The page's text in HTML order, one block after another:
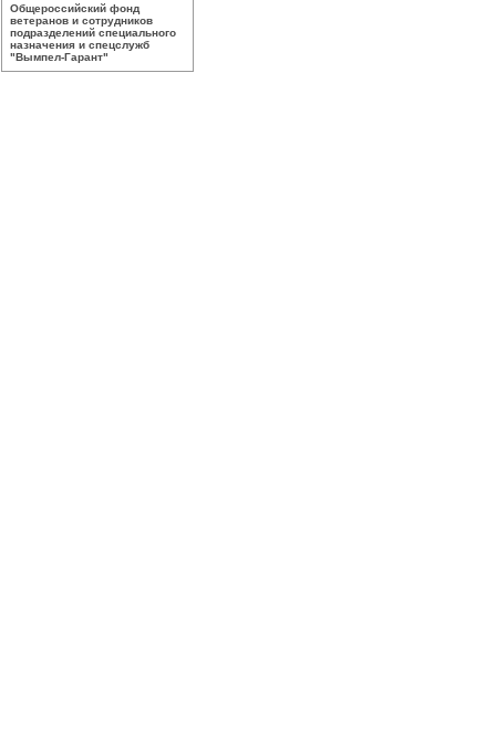
Общероссийский фонд
ветеранов и сотрудников
подразделений специального
назначения и спецслужб
"Вымпел-Гарант"